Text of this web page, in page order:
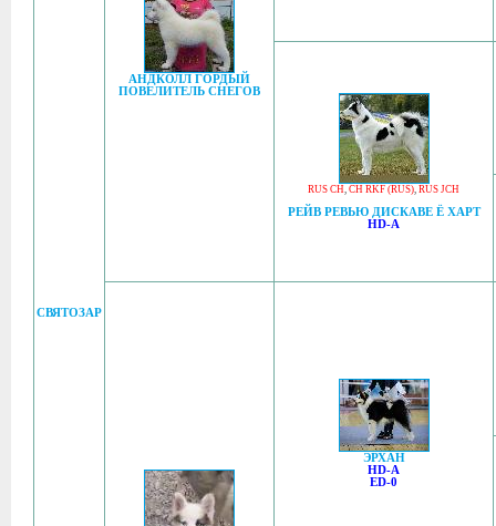
СВЯТОЗАР
АНДКОЛЛ ГОРДЫЙ
ПОВЕЛИТЕЛЬ СНЕГОВ
RUS CH, CH RKF (RUS), RUS JCH
РЕЙВ РЕВЬЮ ДИСКАВЕ Ё ХАРТ
HD-A
ЭРХАН
HD-A
ED-0